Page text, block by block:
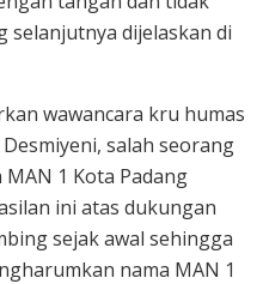
selanjutnya dijelaskan di
wawancara kru humas
salah seorang
1 Kota Padang
ini atas dukungan
sejak awal sehingga
nama MAN 1